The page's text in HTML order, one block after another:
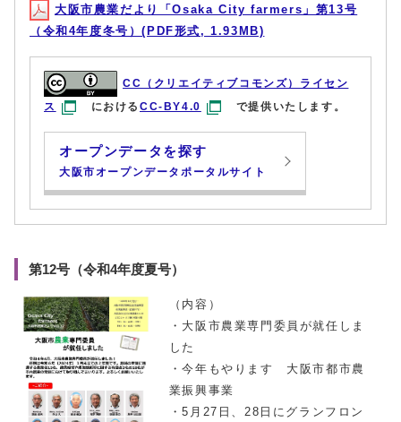
大阪市農業だより「Osaka City farmers」第13号
（令和4年度冬号）(PDF形式, 1.93MB)
CC（クリエイティブコモンズ）ライセン
ス
におけるCC-BY4.0 で提供いたします。
オープンデータを探す
大阪市オープンデータポータルサイト
第12号（令和4年度夏号）
（内容）
・大阪市農業専門委員が就任しま
した
・今年もやります 大阪市都市農
業振興事業
・5月27日、28日にグランフロン